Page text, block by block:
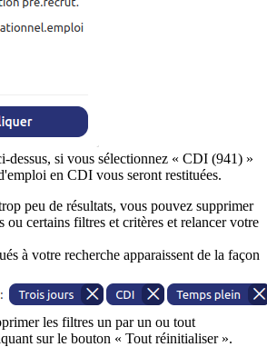
dessus, si vous sélectionnez « CDI (941) »
en CDI vous seront restituées.
peu de résultats, vous pouvez supprimer
ou certains filtres et critères et relancer votre
à votre recherche apparaissent de la façon
les filtres un par un ou tout
sur le bouton « Tout réinitialiser ».